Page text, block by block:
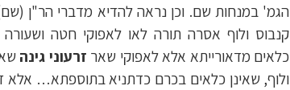
הגמ' במנחות שם. וכן נראה להדיא מדברי הר"ן
קנבוס ולוף אסרה תורה לאו לאפוקי חטה
כלאים מדאורייתא אלא לאפוקי שאר זרעוני גינה
ולוף, שאינן כלאים בכרם כדתניא בתוספתא… אלא